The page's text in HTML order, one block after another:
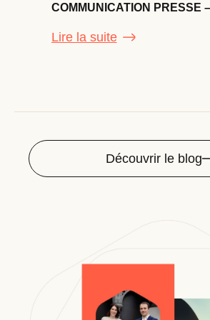
COMMUNICATION PRESSE
Lire la suite
Découvrir le blog